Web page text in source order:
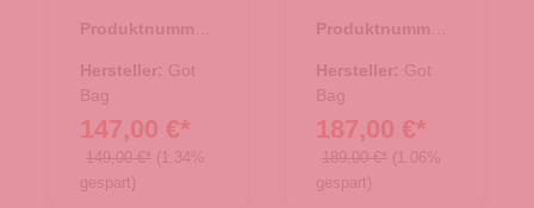
Produktnummer:
Hersteller: Got
Bag
147,00 €*
149,00 €* (1.34%
gespart)
Produktnummer:
Hersteller: Got
Bag
187,00 €*
189,00 €* (1.06%
gespart)